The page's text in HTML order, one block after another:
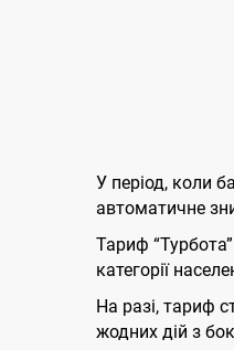
У період, коли
автоматичне
Тариф
категорії
На разі, тариф
жодних дій з